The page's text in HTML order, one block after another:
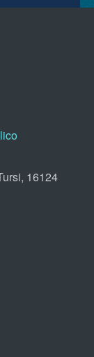
16124